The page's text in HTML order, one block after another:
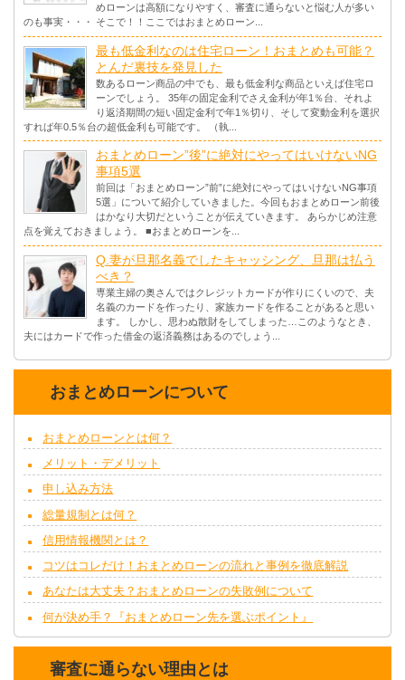
めローンは高額になりやすく、審査に通らないと悩む人が多い
のも事実・・・ そこで！！ここではおまとめローン...
最も低金利なのは住宅ローン！おまとめも可能？
とんだ裏技を発見した
数あるローン商品の中でも、最も低金利な商品といえば住宅ロ
ーンでしょう。 35年の固定金利でさえ金利が年1％台、それよ
り返済期間の短い固定金利で年1％切り、そして変動金利を選択
すれば年0.5％台の超低金利も可能です。 （執...
おまとめローン”後”に絶対にやってはいけないNG
事項5選
前回は「おまとめローン”前”に絶対にやってはいけないNG事項
5選」について紹介していきました。今回もおまとめローン前後
はかなり大切だということが伝えていきます。 あらかじめ注意
点を覚えておきましょう。 ■おまとめローンを...
Q.妻が旦那名義でしたキャッシング、旦那は払う
べき？
専業主婦の奥さんではクレジットカードが作りにくいので、夫
名義のカードを作ったり、家族カードを作ることがあると思い
ます。 しかし、思わぬ散財をしてしまった…このようなとき、
夫にはカードで作った借金の返済義務はあるのでしょう...
おまとめローンについて
おまとめローンとは何？
メリット・デメリット
申し込み方法
総量規制とは何？
信用情報機関とは？
コツはコレだけ！おまとめローンの流れと事例を徹底解説
あなたは大丈夫？おまとめローンの失敗例について
何が決め手？『おまとめローン先を選ぶポイント』
審査に通らない理由とは